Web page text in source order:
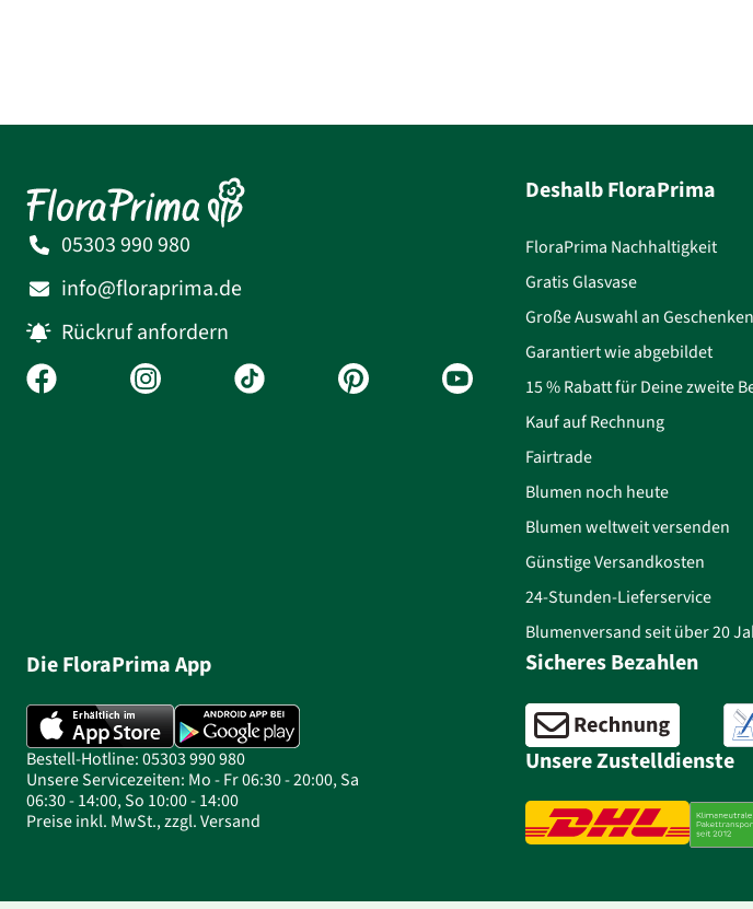
05303 990 980
info@floraprima.de
Rückruf anfordern
Die FloraPrima App
Bestell-Hotline: 05303 990 980
Unsere Servicezeiten: Mo - Fr 06:30 - 20:00, Sa
06:30 - 14:00, So 10:00 - 14:00
Preise inkl. MwSt., zzgl. Versand
Deshalb FloraPrima
FloraPrima Nachhaltigkeit
Gratis Glasvase
Große Auswahl an Geschenken
Garantiert wie abgebildet
15 % Rabatt für Deine zweite
Kauf auf Rechnung
Fairtrade
Blumen noch heute
Blumen weltweit versenden
Günstige Versandkosten
24-Stunden-Lieferservice
Blumenversand seit über 20
Sicheres Bezahlen
Unsere Zustelldienste